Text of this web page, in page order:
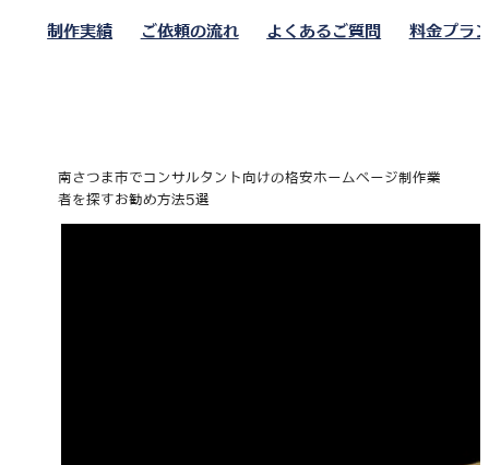
制作実績 ご依頼の流れ よくあるご質問 料金プラ
南さつま市でコンサルタント向けの格安ホームページ制作業
者を探すお勧め方法5選